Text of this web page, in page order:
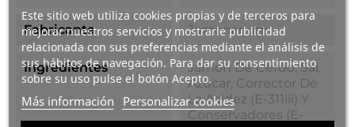
Este sitio web utiliza cookies propias y de terceros para
mejorar nuestros servicios y mostrarle publicidad
relacionada con sus preferencias mediante el análisis de
sus hábitos de navegación. Para dar su consentimiento
sobre su uso pulse el botón Acepto.
Más información Personalizar cookies
Fabricante Jamonarium
Ingredientes
Jamón De Cerdo, Sal,
Azúcar, Corrector De
La Acidez (E-311iii) Y
Conservadores (E-